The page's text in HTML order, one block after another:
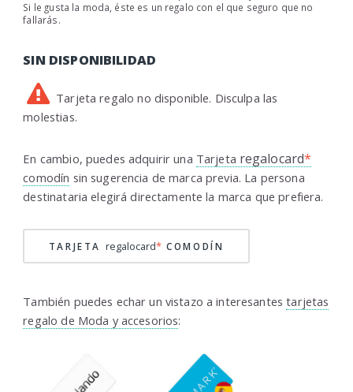
Si le gusta la moda, éste es un regalo con el que seguro que no
fallarás.
SIN DISPONIBILIDAD
Tarjeta regalo no disponible. Disculpa las
molestias.
En cambio, puedes adquirir una Tarjeta regalocard*
comodín sin sugerencia de marca previa. La persona
destinataria elegirá directamente la marca que prefiera.
TARJETA regalocard* COMODÍN
También puedes echar un vistazo a interesantestarjetas
regalo de Moda y accesorios: